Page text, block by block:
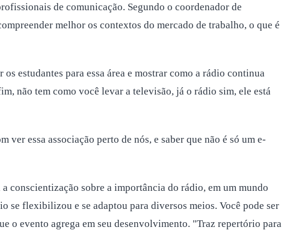
de comunicação. Segundo o coordenador de
melhor os contextos do mercado de trabalho, o que é
estudantes para essa área e mostrar como a rádio continua
não tem como você levar a televisão, já o rádio sim, ele está
essa associação perto de nós, e saber que não é só um e-
conscientização sobre a importância do rádio, em um mundo
se flexibilizou e se adaptou para diversos meios. Você pode ser
o evento agrega em seu desenvolvimento. "Traz repertório para